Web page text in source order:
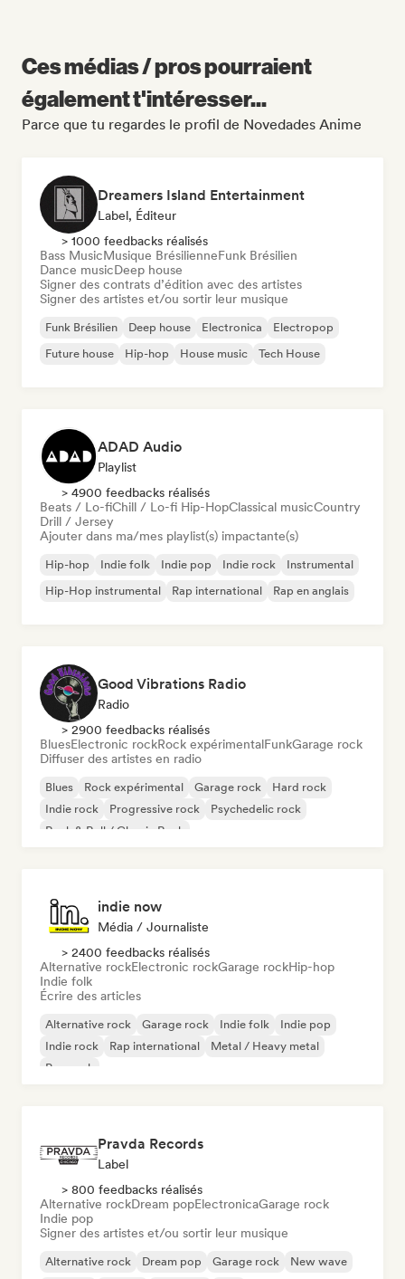
Ces médias / pros pourraient
également t'intéresser...
Parce que tu regardes le profil de Novedades Anime
Dreamers Island Entertainment
Label, Éditeur
> 1000 feedbacks réalisés
Bass MusicMusique BrésilienneFunk Brésilien
Dance musicDeep house
Signer des contrats d’édition avec des artistes
Signer des artistes et/ou sortir leur musique
Funk Brésilien Deep house Electronica
Electropop
Future house
Hip-hop House music Tech House
ADAD Audio
Playlist
> 4900 feedbacks réalisés
Beats / Lo-fiChill / Lo-fi Hip-HopClassical musicCountry
Drill / Jersey
Ajouter dans ma/mes playlist(s) impactante(s)
Hip-hop Indie folk Indie pop Indie rock
Instrumental
Hip-Hop instrumental
Rap international Rap en anglais
Good Vibrations Radio
Radio
> 2900 feedbacks réalisés
BluesElectronic rockRock expérimentalFunkGarage rock
Diffuser des artistes en radio
Blues Rock expérimental Garage rock
Hard rock
Indie rock
Progressive rock
Psychedelic rock
Rock & Roll / Classic Rock
indie now
Média / Journaliste
> 2400 feedbacks réalisés
Alternative rockElectronic rockGarage rockHip-hop
Indie folk
Écrire des articles
Alternative rock Garage rock Indie folk
Indie pop
Indie rock
Rap international
Metal / Heavy metal
Pop rock
Pravda Records
Label
> 800 feedbacks réalisés
Alternative rockDream popElectronicaGarage rock
Indie pop
Signer des artistes et/ou sortir leur musique
Alternative rock Dream pop Garage rock
New wave